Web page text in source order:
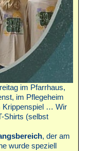
im Pfarrhaus,
im Pflegeheim
Krippenspiel … Wir
Shirts (selbst
, der am
wurde speziell